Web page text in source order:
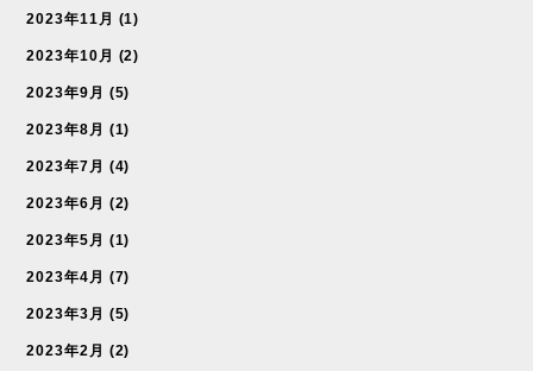
2023年11月 (1)
2023年10月 (2)
2023年9月 (5)
2023年8月 (1)
2023年7月 (4)
2023年6月 (2)
2023年5月 (1)
2023年4月 (7)
2023年3月 (5)
2023年2月 (2)